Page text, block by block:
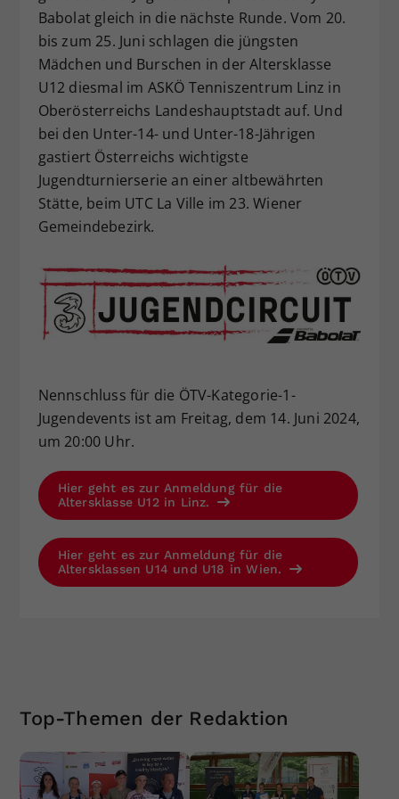
Babolat gleich in die nächste Runde. Vom 20.
bis zum 25. Juni schlagen die jüngsten
Mädchen und Burschen in der Altersklasse
U12 diesmal im ASKÖ Tenniszentrum Linz in
Oberösterreichs Landeshauptstadt auf. Und
bei den Unter-14- und Unter-18-Jährigen
gastiert Österreichs wichtigste
Jugendturnierserie an einer altbewährten
Stätte, beim UTC La Ville im 23. Wiener
Gemeindebezirk.
Nennschluss für die ÖTV-Kategorie-1-
Jugendevents ist am Freitag, dem 14. Juni 2024,
um 20:00 Uhr.
Hier geht es zur Anmeldung für die
Altersklasse U12 in Linz.
Hier geht es zur Anmeldung für die
Altersklassen U14 und U18 in Wien.
Top-Themen der Redaktion
Zweck
Dieser Wert speichert Ihre Consent-
Einstellungen. Unter anderem eine
zufällig generierte ID, für die
historische Speicherung Ihrer
Webseiten-Betreiber dies eingestellt
hat.